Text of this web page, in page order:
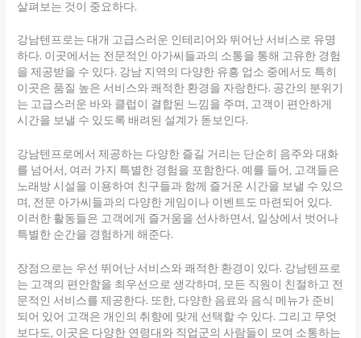
살펴보는 것이 중요하다.
강남텐프로는 대개 고급스러운 인테리어와 뛰어난 서비스로 유명
하다. 이곳에서는 전문적인 아가씨들과의 소통을 통해 고유한 경험
을 제공받을 수 있다. 강남 지역의 다양한 유흥 업소 중에서도 특히
이곳은 품질 높은 서비스와 쾌적한 환경을 자랑한다. 공간의 분위기
는 고급스러운 바와 클럽이 결합된 느낌을 주며, 고객이 편안하게
시간을 보낼 수 있도록 배려된 설계가 돋보인다.
강남텐프로에서 제공하는 다양한 즐길 거리는 단순히 음주와 대화
를 넘어서, 여러 가지 특별한 경험을 포함한다. 예를 들어, 고객들은
노래방 시설을 이용하여 친구들과 함께 즐거운 시간을 보낼 수 있으
며, 전문 아가씨들과의 다양한 게임이나 이벤트도 마련되어 있다.
이러한 활동들은 고객에게 즐거움을 선사하면서, 일상에서 벗어나
특별한 순간을 경험하게 해준다.
장점으로는 우선 뛰어난 서비스와 쾌적한 환경이 있다. 강남텐프로
는 고객의 편안함을 최우선으로 생각하며, 모든 직원이 친절하고 전
문적인 서비스를 제공한다. 또한, 다양한 음료와 음식 메뉴가 준비
되어 있어 고객은 개인의 취향에 맞게 선택할 수 있다. 그리고 무엇
보다도, 이곳은 다양한 연령대와 직업군의 사람들이 모여 소통하는